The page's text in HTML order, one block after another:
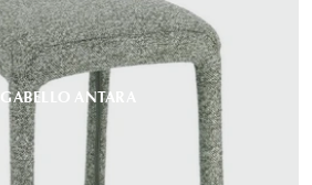
SGABELLO ANTARA